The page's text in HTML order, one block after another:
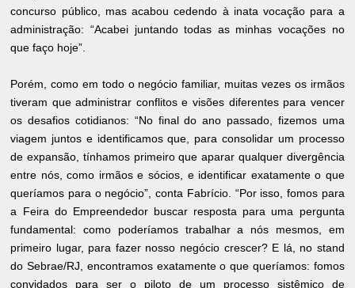
concurso público, mas acabou cedendo à inata vocação para a
administração: “Acabei juntando todas as minhas vocações no
que faço hoje”.
Porém, como em todo o negócio familiar, muitas vezes os irmãos
tiveram que administrar conflitos e visões diferentes para vencer
os desafios cotidianos: “No final do ano passado, fizemos uma
viagem juntos e identificamos que, para consolidar um processo
de expansão, tínhamos primeiro que aparar qualquer divergência
entre nós, como irmãos e sócios, e identificar exatamente o que
queríamos para o negócio”, conta Fabrício. “Por isso, fomos para
a Feira do Empreendedor buscar resposta para uma pergunta
fundamental: como poderíamos trabalhar a nós mesmos, em
primeiro lugar, para fazer nosso negócio crescer? E lá, no stand
do Sebrae/RJ, encontramos exatamente o que queríamos: fomos
convidados para ser o piloto de um processo sistêmico de